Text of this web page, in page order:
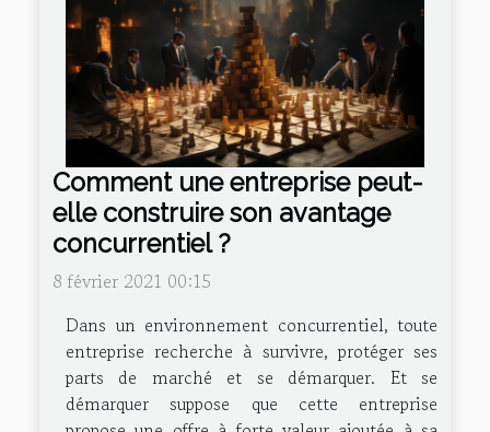
Comment une entreprise peut-
elle construire son avantage
concurrentiel ?
8 février 2021 00:15
Dans un environnement concurrentiel, toute
entreprise recherche à survivre, protéger ses
parts de marché et se démarquer. Et se
démarquer suppose que cette entreprise